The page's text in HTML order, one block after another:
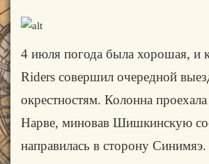
4 июля погода была хорошая, и
Riders совершил очередной
окрестностям. Колонна
Нарве, миновав Шишкинскую
направилась в сторону Синимяэ.